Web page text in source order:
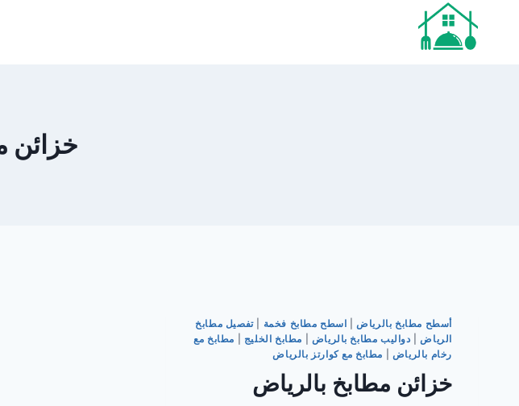
المحتوى
خزائن
أسطح مطابخ بالرياض| اسطح مطابخ فخمة |تفصيل مطابخ
الرياض| دواليب مطابخ بالرياض مطابخ الخليج
مطابخ مع
رخام بالرياض
مطابخ مع كوارتز بالرياض
خزائن مطابخ بالرياض